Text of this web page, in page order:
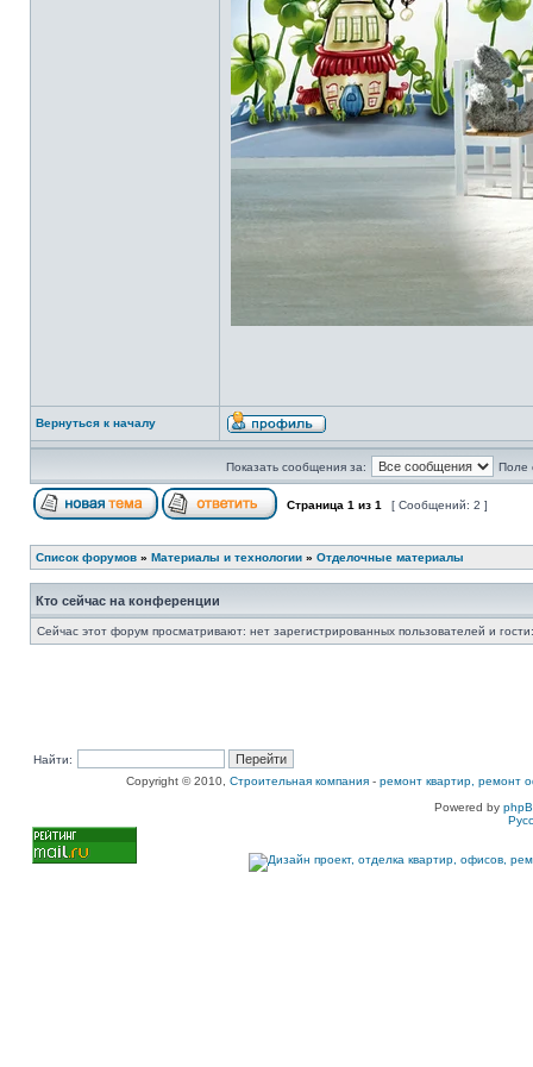
Вернуться к началу
Показать сообщения за: Поле
Страница 1 из 1 [ Сообщений: 2 ]
Список форумов » Материалы и технологии » Отделочные материалы
Кто сейчас на конференции
Сейчас этот форум просматривают: нет зарегистрированных пользователей и
Найти:
Copyright © 2010, Строительная компания - ремонт квартир, ремонт
Powered by